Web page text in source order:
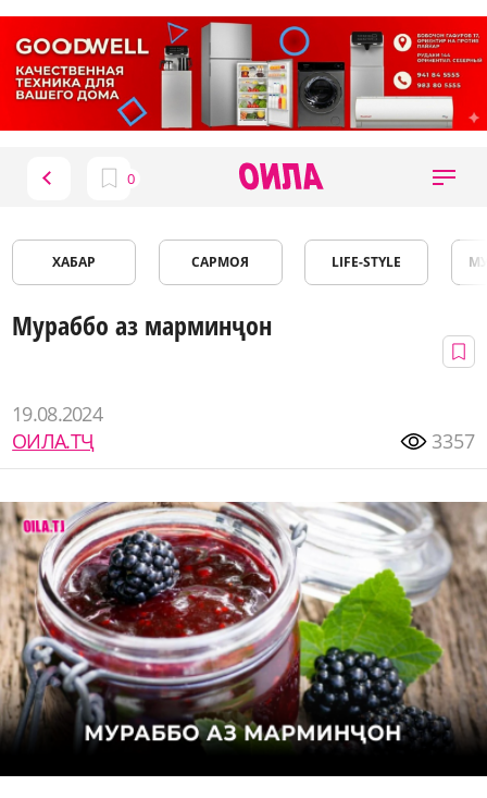
ХАБАР САРМОЯ LIFE-STYLE
Мураббо аз марминҷон
19.08.2024
ОИЛА.ТҶ
3357